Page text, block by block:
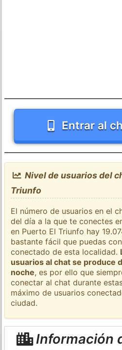
Entrar al
Nivel de usuarios del
Triunfo
El número de usuarios en el
del día a la que te conectes
en Puerto El Triunfo hay
bastante fácil que puedas
conectado de esta localidad.
usuarios al chat se produce
noche, es por ello que
conectar al chat durante
máximo de usuarios
ciudad.
Información